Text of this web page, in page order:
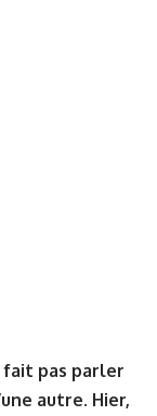
fait pas parler
autre. Hier,